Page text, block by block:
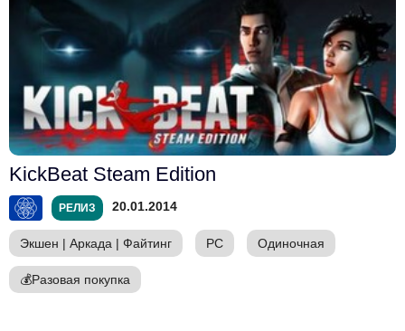
KickBeat Steam Edition
РЕЛИЗ 20.01.2014
Экшен | Аркада | Файтинг PC Одиночная
💰Разовая покупка